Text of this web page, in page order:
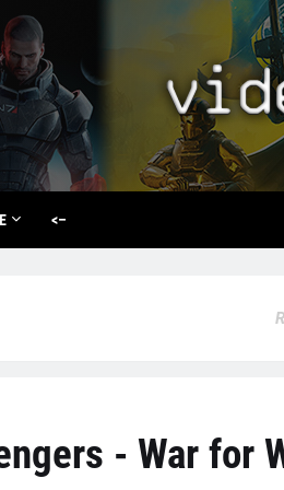
<–
- War for